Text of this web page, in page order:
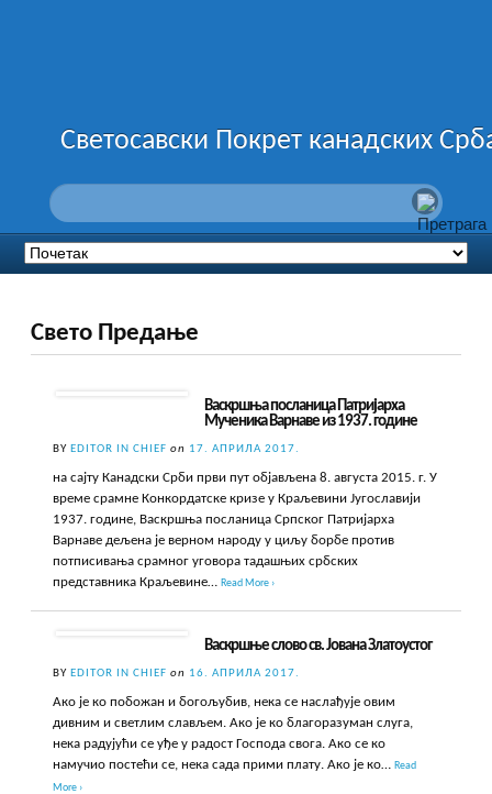
Светосавски Покрет канадских
Свето Предање
Васкршња посланица Патријарха
Мученика Варнаве из 1937. године
BYEDITOR IN CHIEF on 17. АПРИЛА 2017.
на сајту Канадски Срби први пут објављена 8. августа 2015. г. У
време срамне Конкордатске кризе у Краљевини Југославији
1937. године, Васкршња посланица Српског Патријарха
Варнаве дељена је верном народу у циљу борбе против
потписивања срамног уговора тадашњих србских
представника Краљевине…Read More ›
Васкршње слово св. Јована Златоустог
BYEDITOR IN CHIEF on 16. АПРИЛА 2017.
Ако је ко побожан и богољубив, нека се наслађује овим
дивним и светлим слављем. Ако је ко благоразуман слуга,
нека радујући се уђе у радост Господа свога. Ако се ко
намучио постећи се, нека сада прими плату. Ако је ко…Read
More ›